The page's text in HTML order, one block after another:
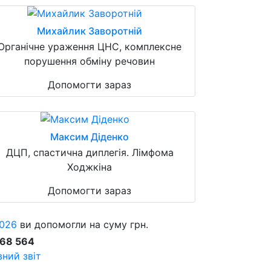
Михайлик Заворотній
ураження ЦНС, комплексне
порушення обміну речовин
Допомогти зараз
Максим Діденко
ДЦП, спастична диплегія. Лімфома
Ходжкіна
Допомогти зараз
ви допомогли на суму грн.
564
звіт